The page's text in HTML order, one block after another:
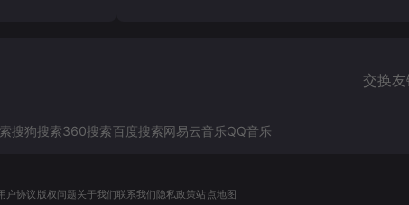
交换
搜狗搜索360搜索百度搜索网易云音乐QQ音乐
户协议 版权问题关于我们联系我们 隐私政策站点地图